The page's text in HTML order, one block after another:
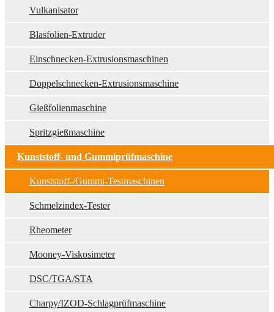
Vulkanisator
Blasfolien-Extruder
Einschnecken-Extrusionsmaschinen
Doppelschnecken-Extrusionsmaschine
Gießfolienmaschine
Spritzgießmaschine
Kunststoff- und Gummiprüfmaschine
Kunststoff-/Gummi-Testmaschinen
Schmelzindex-Tester
Rheometer
Mooney-Viskosimeter
DSC/TGA/STA
Charpy/IZOD-Schlagprüfmaschine